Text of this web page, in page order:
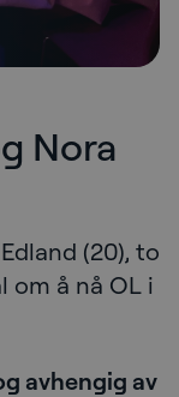
Nora
(20), to
om å nå OL i
avhengig av